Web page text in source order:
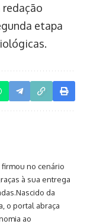
redação
etapa
firmou no cenário
à sua entrega
da
o portal abraça
ao